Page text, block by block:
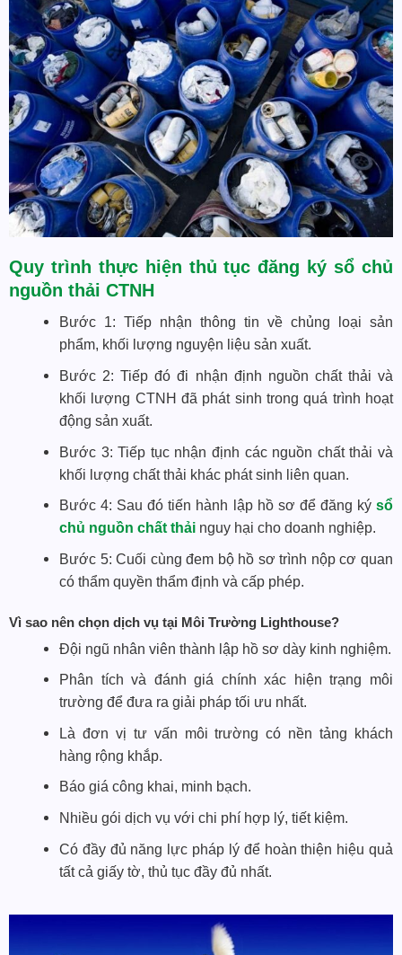
Quy trình thực hiện thủ tục đăng ký sổ chủ
nguồn thải CTNH
Bước 1: Tiếp nhận thông tin về chủng loại sản
phẩm, khối lượng nguyện liệu sản xuất.
Bước 2: Tiếp đó đi nhận định nguồn chất thải và
khối lượng CTNH đã phát sinh trong quá trình hoạt
động sản xuất.
Bước 3: Tiếp tục nhận định các nguồn chất thải và
khối lượng chất thải khác phát sinh liên quan.
Bước 4: Sau đó tiến hành lập hồ sơ để đăng ký sổ
chủ nguồn chất thải nguy hại cho doanh nghiệp.
Bước 5: Cuối cùng đem bộ hồ sơ trình nộp cơ quan
có thẩm quyền thẩm định và cấp phép.
Vì sao nên chọn dịch vụ tại Môi Trường Lighthouse?
Đội ngũ nhân viên thành lập hồ sơ dày kinh nghiệm.
Phân tích và đánh giá chính xác hiện trạng môi
trường để đưa ra giải pháp tối ưu nhất.
Là đơn vị tư vấn môi trường có nền tảng khách
hàng rộng khắp.
Báo giá công khai, minh bạch.
Nhiều gói dịch vụ với chi phí hợp lý, tiết kiệm.
Có đầy đủ năng lực pháp lý để hoàn thiện hiệu quả
tất cả giấy tờ, thủ tục đầy đủ nhất.